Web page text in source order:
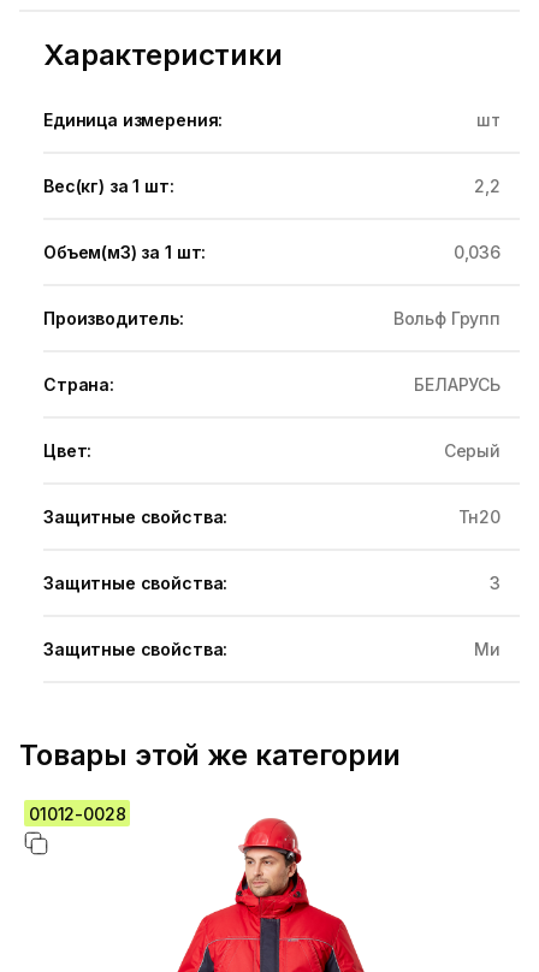
Характеристики
Единица измерения: шт
Вес(кг) за 1 шт: 2,2
Объем(м3) за 1 шт: 0,036
Производитель: Вольф Групп
Страна: БЕЛАРУСЬ
Цвет: Серый
Защитные свойства: Тн20
Защитные свойства: З
Защитные свойства: Ми
Товары этой же категории
01012-0028